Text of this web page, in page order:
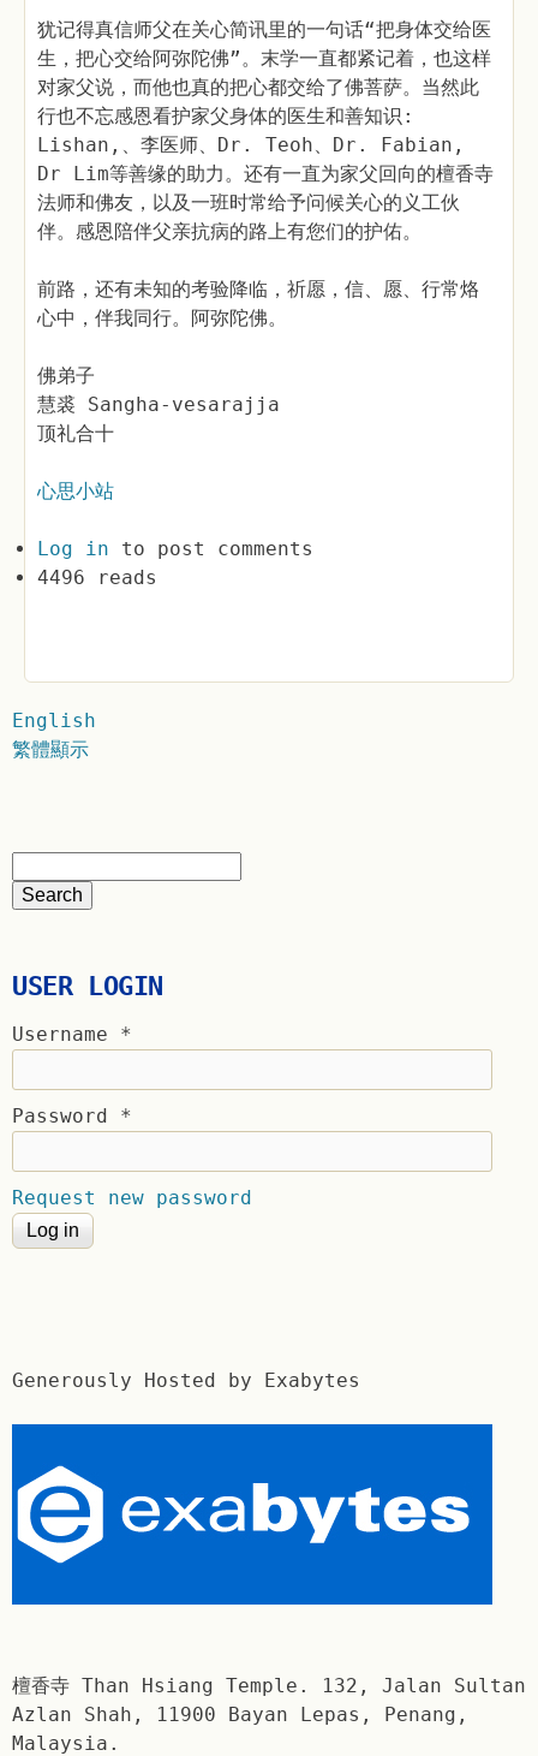
犹记得真信师父在关心简讯里的一句话“把身体交给医
生，把心交给阿弥陀佛”。末学一直都紧记着，也这样
对家父说，而他也真的把心都交给了佛菩萨。当然此
行也不忘感恩看护家父身体的医生和善知识:
Lishan,、李医师、Dr. Teoh、Dr. Fabian,
Dr Lim等善缘的助力。还有一直为家父回向的檀香寺
法师和佛友，以及一班时常给予问候关心的义工伙
伴。感恩陪伴父亲抗病的路上有您们的护佑。
前路，还有未知的考验降临，祈愿，信、愿、行常烙
心中，伴我同行。阿弥陀佛。
佛弟子
慧裘 Sangha-vesarajja
顶礼合十
心思小站
Log in to post comments
4496 reads
English
繁體顯示
USER LOGIN
Username *
Password *
Request new password
Generously Hosted by Exabytes
檀香寺 Than Hsiang Temple. 132, Jalan Sultan
Azlan Shah, 11900 Bayan Lepas, Penang,
Malaysia.